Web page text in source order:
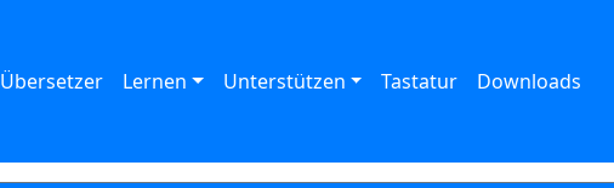
Übersetzer Lernen Unterstützen Tastatur Downloads